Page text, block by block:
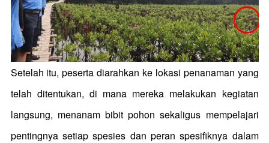
Setelah itu, peserta diarahkan ke lokasi penanaman yang
telah ditentukan, di mana mereka melakukan kegiatan
langsung, menanam bibit pohon sekaligus mempelajari
pentingnya setiap spesies dan peran spesifiknya dalam